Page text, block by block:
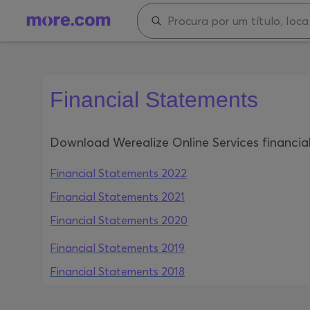
Financial Statements
Download Werealize Online Services
Financial Statements 2022
Financial Statements 2021
Financial Statements 2020
Financial Statements 2019
Financial Statements 2018